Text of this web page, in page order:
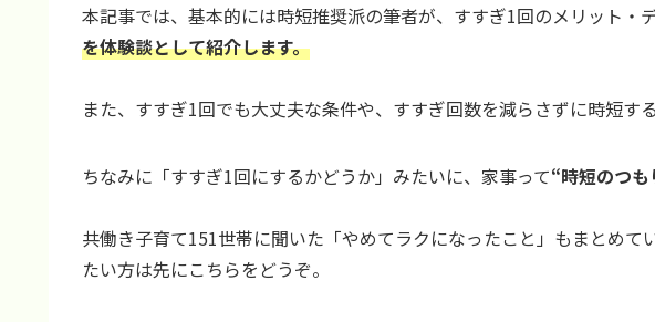
本記事では、基本的には時短推奨派の筆者が、すすぎ1回のメリット・
を体験談として紹介します。
また、すすぎ1回でも大丈夫な条件や、すすぎ回数を減らさずに時短す
ちなみに「すすぎ1回にするかどうか」みたいに、家事って“時短のつ
共働き子育て151世帯に聞いた「やめてラクになったこと」もまとめて
たい方は先にこちらをどうぞ。